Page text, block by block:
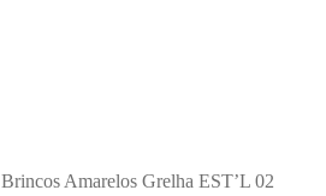
Brincos Amarelos Grelha EST’L 02